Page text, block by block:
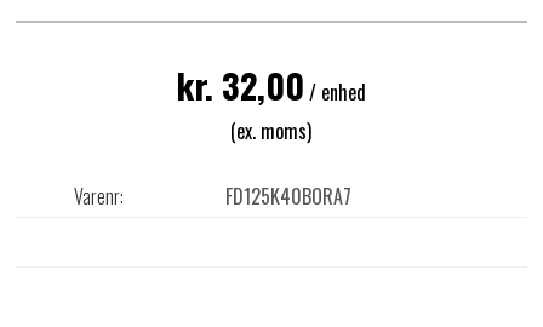
kr. 32,00 / enhed
(ex. moms)
Varenr: FD125K40BORA7